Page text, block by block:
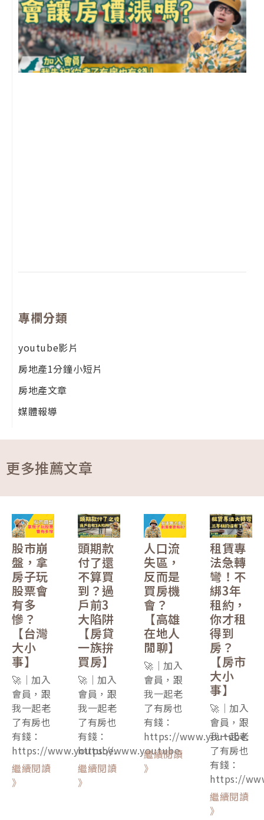
專欄分類
youtube影片
房地產1分鐘小短片
房地產文章
媒體報導
更多推薦文章
股市崩
盤，拿
房子玩
股票會
有多
慘？
【台灣
大小
事】
🚀｜加入
會員，跟
我一起老
了有房也
有錢：
https://www.youtube.
繼續閱讀
》
頭期款
付了還
不算買
到？過
戶前3
大陷阱
【房貸
一族拚
買房】
🚀｜加入
會員，跟
我一起老
了有房也
有錢：
https://www.youtube.
繼續閱讀
》
人口流
失區，
反而是
買房機
會？
【高雄
在地人
閒聊】
🚀｜加入
會員，跟
我一起老
了有房也
有錢：
https://www.youtube.
繼續閱讀
》
租賃專
法急轉
彎！不
綁3年
租約，
你才租
得到
房？
【房市
大小
事】
🚀｜加入
會員，跟
我一起老
了有房也
有錢：
https://
繼續閱讀
》